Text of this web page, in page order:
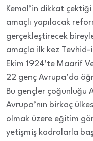
Kemal’in dikkat
amaçlı yapılacak
gerçekleştirecek
amaçla ilk kez
Ekim 1924’te Maarif
22 genç Avrupa’da
Bu gençler çoğunluğu
Avrupa’nın birkaç
olmak üzere eğitim
yetişmiş kadrolarla